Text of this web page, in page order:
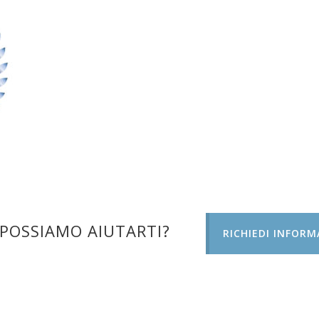
AIUTARTI? RICHIEDI